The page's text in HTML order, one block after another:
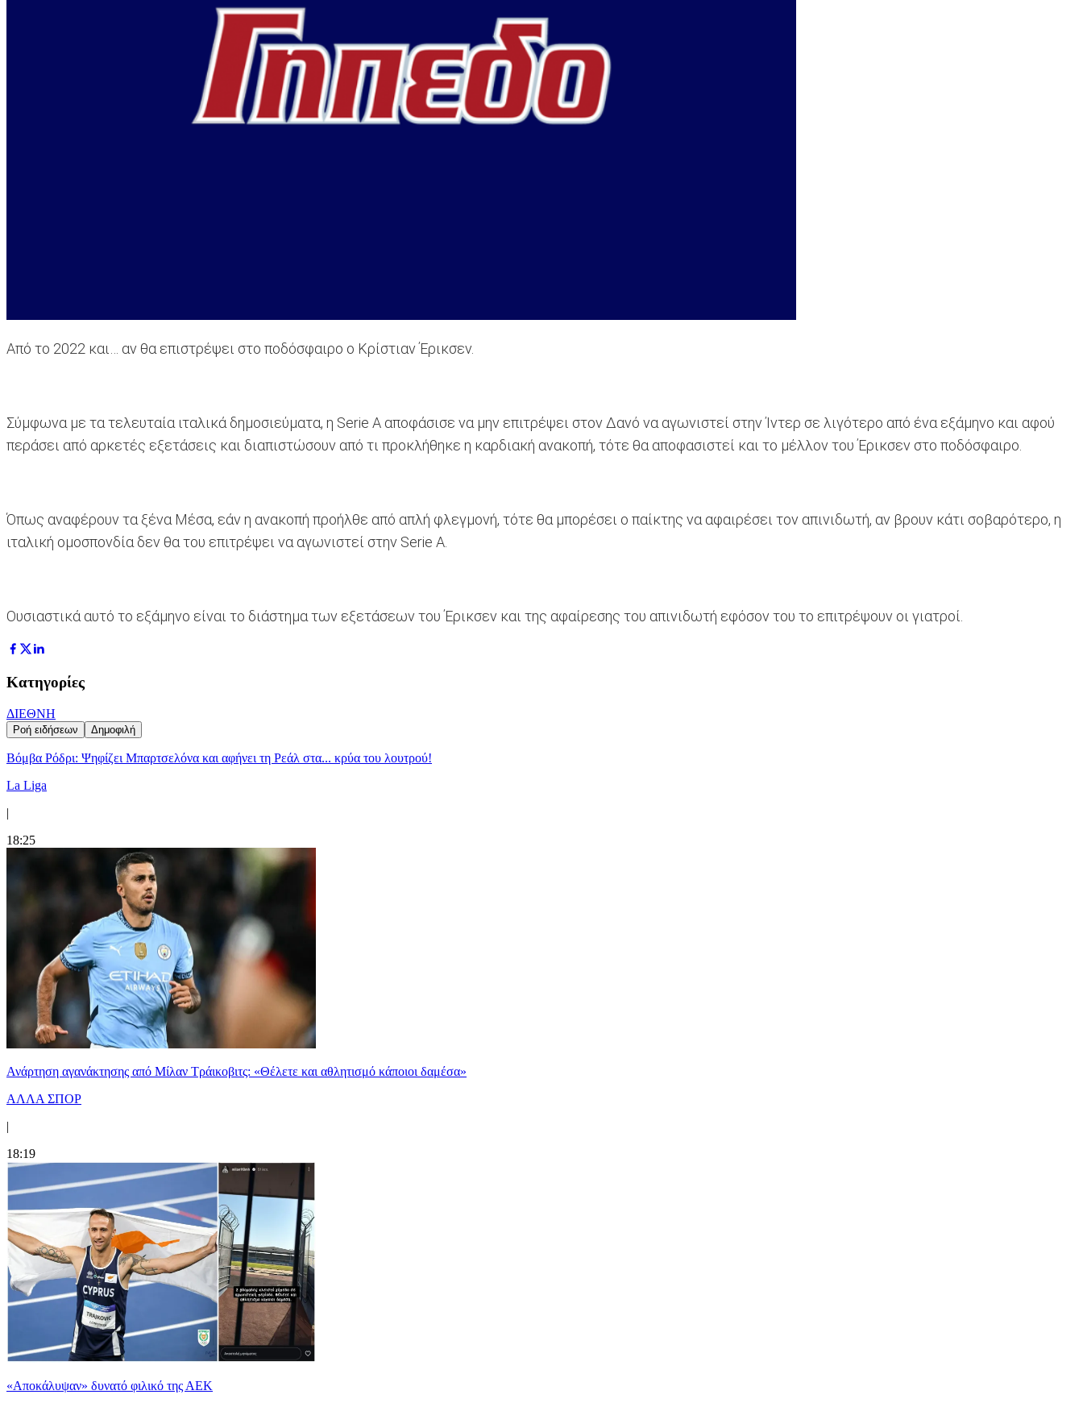
Από το 2022 και… αν θα επιστρέψει στο ποδόσφαιρο ο Κρίστιαν Έρικσεν.
Σύμφωνα με τα τελευταία ιταλικά δημοσιεύματα, η Serie A αποφάσισε να μην επιτρέψει στον Δανό να αγωνιστεί στην Ίντερ σε λιγότερο από ένα εξάμηνο και αφού
περάσει από αρκετές εξετάσεις και διαπιστώσουν από τι προκλήθηκε η καρδιακή ανακοπή, τότε θα αποφασιστεί και το μέλλον του Έρικσεν στο ποδόσφαιρο.
Όπως αναφέρουν τα ξένα Μέσα, εάν η ανακοπή προήλθε από απλή φλεγμονή, τότε θα μπορέσει ο παίκτης να αφαιρέσει τον απινιδωτή, αν βρουν κάτι σοβαρότερο, η
ιταλική ομοσπονδία δεν θα του επιτρέψει να αγωνιστεί στην Serie A.
Ουσιαστικά αυτό το εξάμηνο είναι το διάστημα των εξετάσεων του Έρικσεν και της αφαίρεσης του απινιδωτή εφόσον του το επιτρέψουν οι γιατροί.
Κατηγορίες
ΔΙΕΘΝΗ
Ροή ειδήσεων Δημοφιλή
Βόμβα Ρόδρι: Ψηφίζει Μπαρτσελόνα και αφήνει τη Ρεάλ στα... κρύα του λουτρού!
La Liga
|
18:25
Ανάρτηση αγανάκτησης από Μίλαν Τράικοβιτς: «Θέλετε και αθλητισμό κάποιοι δαμέσα»
ΑΛΛΑ ΣΠΟΡ
|
18:19
«Αποκάλυψαν» δυνατό φιλικό της ΑΕΚ